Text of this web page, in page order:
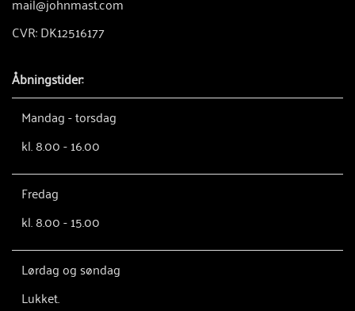
CVR: DK12516177
Åbningstider:
Mandag - torsdag
kl. 8.00 - 16.00
Fredag
kl. 8.00 - 15.00
Lørdag og søndag
Lukket.